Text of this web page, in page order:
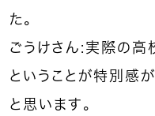
た。
ごうけさん：実際の
ということが特別感
と思います。